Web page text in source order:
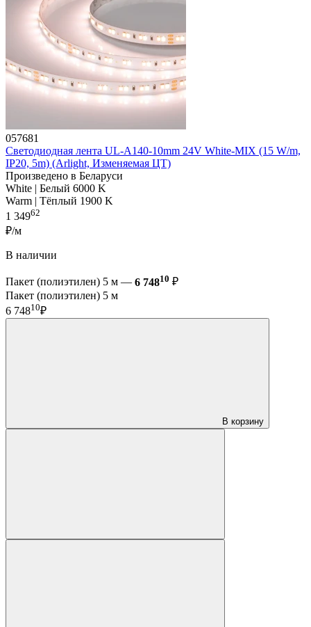
057681
Светодиодная лента UL-A140-10mm 24V White-MIX (15 W/m,
IP20, 5m) (Arlight, Изменяемая ЦТ)
Произведено в Беларуси
White | Белый 6000 K
Warm | Тёплый 1900 K
1 34962
₽/м
В наличии
Пакет (полиэтилен) 5 м — 6 74810 ₽
Пакет (полиэтилен) 5 м
6 74810₽
В корзину